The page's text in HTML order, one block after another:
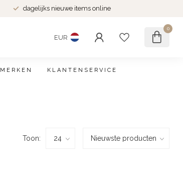
dagelijks nieuwe items online
EUR
0
MERKEN KLANTENSERVICE
Toon: